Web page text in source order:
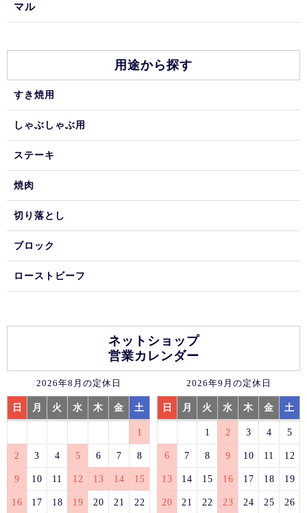
マル
用途から探す
すき焼用
しゃぶしゃぶ用
ステーキ
焼肉
切り落とし
ブロック
ローストビーフ
ネットショップ
営業カレンダー
2026年8月の定休日
日 月 火 水 木 金 土
1
2 3 4 5 6 7 8
9 10 11 12 13 14 15
16 17 18 19 20 21 22
2026年9月の定休日
日 月 火 水 木 金 土
1 2 3 4 5
6 7 8 9 10 11 12
13 14 15 16 17 18 19
20 21 22 23 24 25 26